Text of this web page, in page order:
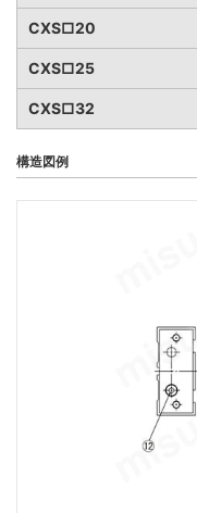
CXS□20
CXS□25
CXS□32
構造図例